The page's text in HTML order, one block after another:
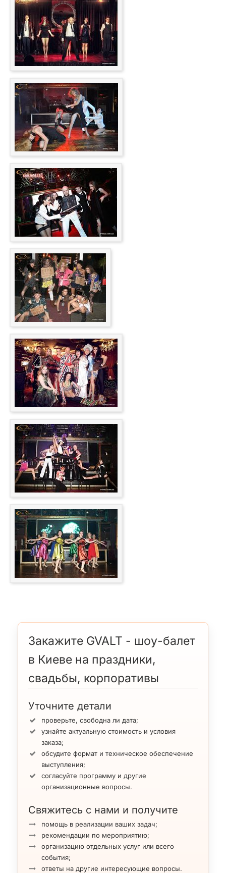
Закажите GVALT - шоу-балет
в Киеве на праздники,
свадьбы, корпоративы
Уточните детали
проверьте, свободна ли дата;
узнайте актуальную стоимость и условия
заказа;
обсудите формат и техническое обеспечение
выступления;
согласуйте программу и другие
организационные вопросы.
Свяжитесь с нами и получите
помощь в реализации ваших задач;
рекомендации по мероприятию;
организацию отдельных услуг или всего
события;
ответы на другие интересующие вопросы.